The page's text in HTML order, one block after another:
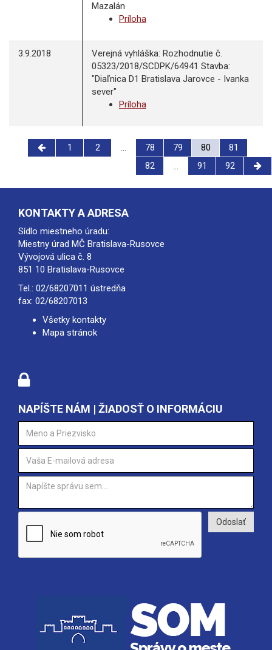
Mazalán
Príloha
3.9.2018
Verejná vyhláška: Rozhodnutie č.
05323/2018/SCDPK/64941 Stavba:
"Diaľnica D1 Bratislava Jarovce - Ivanka
sever"
Príloha
1 2 ... 78 79 80
81
82
... 91 92
KONTAKTY A ADRESA
Sídlo miestneho úradu:
Miestny úrad MČ Bratislava-Rusovce
Vývojová ulica č. 8
851 10 Bratislava-Rusovce
Tel.: 02/68207011 ústredňa
fax: 02/68207013
Všetky kontakty
Mapa stránok
NAPÍŠTE NÁM | ŽIADOSŤ O INFORMÁCIU